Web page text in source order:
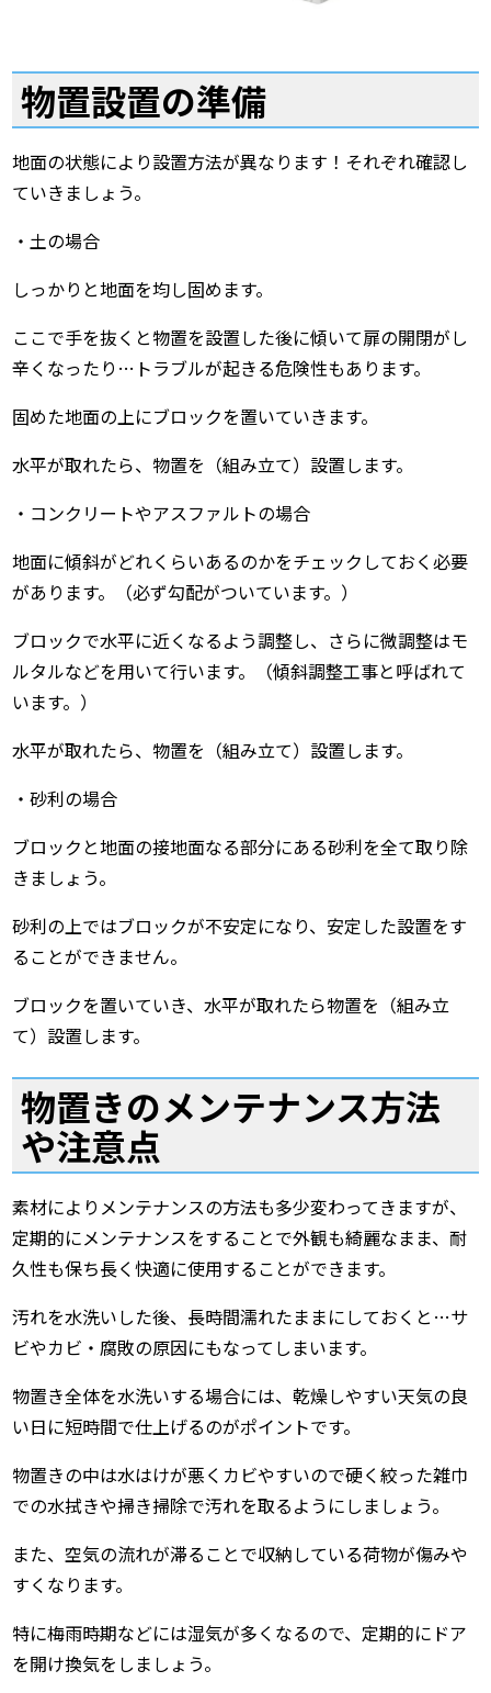
物置設置の準備
地面の状態により設置方法が異なります！それぞれ確認し
ていきましょう。
・土の場合
しっかりと地面を均し固めます。
ここで手を抜くと物置を設置した後に傾いて扉の開閉がし
辛くなったり…トラブルが起きる危険性もあります。
固めた地面の上にブロックを置いていきます。
水平が取れたら、物置を（組み立て）設置します。
・コンクリートやアスファルトの場合
地面に傾斜がどれくらいあるのかをチェックしておく必要
があります。（必ず勾配がついています。）
ブロックで水平に近くなるよう調整し、さらに微調整はモ
ルタルなどを用いて行います。（傾斜調整工事と呼ばれて
います。）
水平が取れたら、物置を（組み立て）設置します。
・砂利の場合
ブロックと地面の接地面なる部分にある砂利を全て取り除
きましょう。
砂利の上ではブロックが不安定になり、安定した設置をす
ることができません。
ブロックを置いていき、水平が取れたら物置を（組み立
て）設置します。
物置きのメンテナンス方法
や注意点
素材によりメンテナンスの方法も多少変わってきますが、
定期的にメンテナンスをすることで外観も綺麗なまま、耐
久性も保ち長く快適に使用することができます。
汚れを水洗いした後、長時間濡れたままにしておくと…サ
ビやカビ・腐敗の原因にもなってしまいます。
物置き全体を水洗いする場合には、乾燥しやすい天気の良
い日に短時間で仕上げるのがポイントです。
物置きの中は水はけが悪くカビやすいので硬く絞った雑巾
での水拭きや掃き掃除で汚れを取るようにしましょう。
また、空気の流れが滞ることで収納している荷物が傷みや
すくなります。
特に梅雨時期などには湿気が多くなるので、定期的にドア
を開け換気をしましょう。